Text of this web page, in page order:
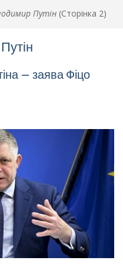
Путін (Сторінка 2)
– заява Фіцо